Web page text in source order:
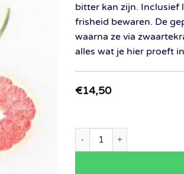
bitter kan zijn. Inclusief
frisheid bewaren. De
waarna ze via
alles wat je hier proeft
€14,50
Domaine de Piéblanc - La